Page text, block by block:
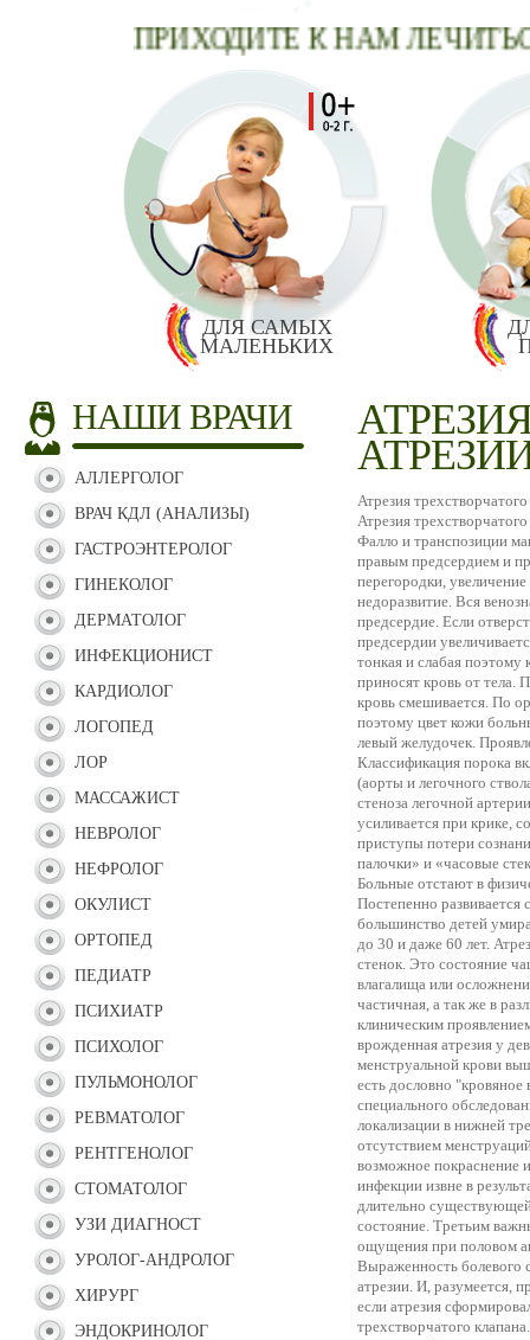
ПРИХОДИТЕ К НАМ ЛЕЧИТЬСЯ
ДЛЯ САМЫХ
МАЛЕНЬКИХ
НАШИ ВРАЧИ
АЛЛЕРГОЛОГ
ВРАЧ КДЛ (АНАЛИЗЫ)
ГАСТРОЭНТЕРОЛОГ
ГИНЕКОЛОГ
ДЕРМАТОЛОГ
ИНФЕКЦИОНИСТ
КАРДИОЛОГ
ЛОГОПЕД
ЛОР
МАССАЖИСТ
НЕВРОЛОГ
НЕФРОЛОГ
ОКУЛИСТ
ОРТОПЕД
ПЕДИАТР
ПСИХИАТР
ПСИХОЛОГ
ПУЛЬМОНОЛОГ
РЕВМАТОЛОГ
РЕНТГЕНОЛОГ
СТОМАТОЛОГ
УЗИ ДИАГНОСТ
УРОЛОГ-АНДРОЛОГ
ХИРУРГ
ЭНДОКРИНОЛОГ
Атрезия
Атрезия
Фалло и транспозиции
правым предсердием и
перегородки,
недоразвитие. Вся
предсердие. Если
предсердии
тонкая и слабая поэтому
приносят кровь от тела.
кровь смешивается. По
поэтому цвет кожи
левый желудочек.
Классификация порока
(аорты и легочного
стеноза легочной
усиливается при крике,
приступы потери
палочки» и «часовые
Больные отстают в
Постепенно развивается
большинство детей
до 30 и даже 60 лет.
стенок. Это состояние
влагалища или
частичная, а так же в
клиническим
врожденная атрезия у
менструальной крови
есть дословно
специального
локализации в нижней
отсутствием
возможное покраснение
инфекции извне в
длительно
состояние. Третьим
ощущения при половом
Выраженность болевого
атрезии. И, разумеется,
если атрезия
трехстворчатого